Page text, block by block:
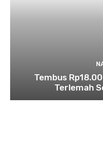
Tembus
Terlemah